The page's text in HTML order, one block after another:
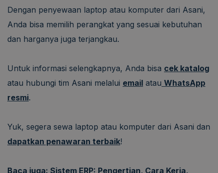
Dengan penyewaan laptop atau komputer dari Asani,
Anda bisa memilih perangkat yang sesuai kebutuhan
dan harganya juga terjangkau.
Untuk informasi selengkapnya, Anda bisa cek katalog
atau hubungi tim Asani melalui email atau WhatsApp
resmi.
Yuk, segera sewa laptop atau komputer dari Asani dan
dapatkan penawaran terbaik!
Baca juga: Sistem ERP: Pengertian, Cara Kerja,